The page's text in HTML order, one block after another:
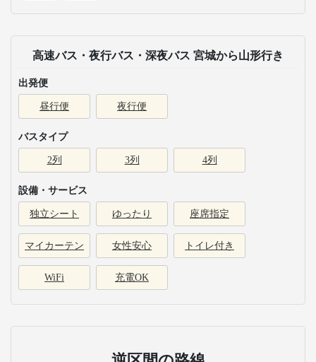
高速バス・夜行バス・深夜バス 宮城から山形行き
出発便
昼行便 夜行便
バスタイプ
2列 3列 4列
設備・サービス
独立シート ゆったり 座席指定
マイカーテン 女性安心 トイレ付き
WiFi 充電OK